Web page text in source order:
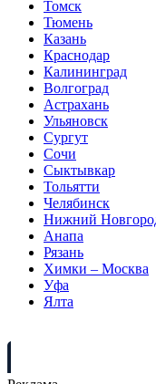
Томск
Тюмень
Казань
Краснодар
Калининград
Волгоград
Астрахань
Ульяновск
Сургут
Сочи
Сыктывкар
Тольятти
Челябинск
Нижний
Анапа
Рязань
Химки – Москва
Уфа
Ялта